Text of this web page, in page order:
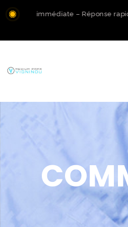
immédiate – Réponse rapide